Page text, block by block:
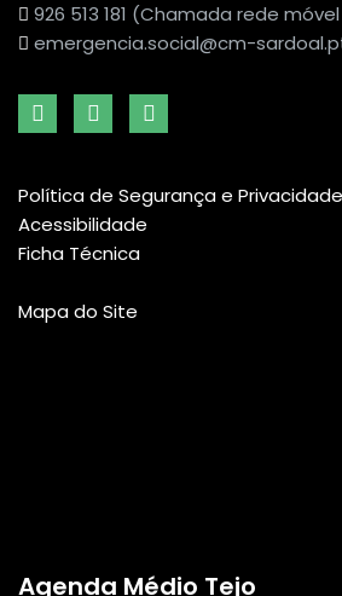
926 513 181 (Chamada rede
emergencia.social@cm-
Política de Segurança e Privacidade
Acessibilidade
Ficha Técnica
Mapa do Site
Agenda Médio Tejo